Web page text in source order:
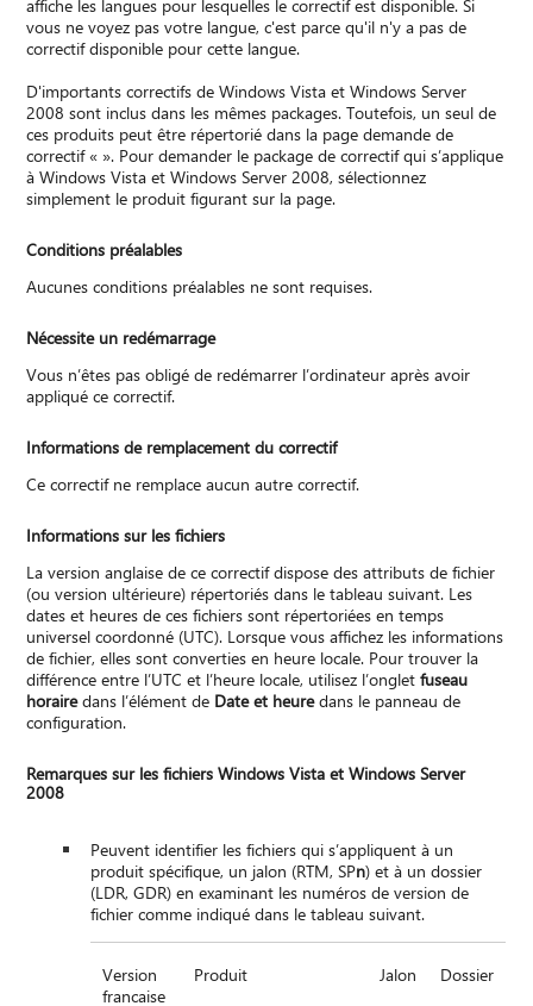
affiche les langues pour lesquelles le correctif est disponible. Si
vous ne voyez pas votre langue, c'est parce qu'il n'y a pas de
correctif disponible pour cette langue.
D'importants correctifs de Windows Vista et Windows Server
2008 sont inclus dans les mêmes packages. Toutefois, un seul de
ces produits peut être répertorié dans la page demande de
correctif « ». Pour demander le package de correctif qui s’applique
à Windows Vista et Windows Server 2008, sélectionnez
simplement le produit figurant sur la page.
Conditions préalables
Aucunes conditions préalables ne sont requises.
Nécessite un redémarrage
Vous n’êtes pas obligé de redémarrer l’ordinateur après avoir
appliqué ce correctif.
Informations de remplacement du correctif
Ce correctif ne remplace aucun autre correctif.
Informations sur les fichiers
La version anglaise de ce correctif dispose des attributs de fichier
(ou version ultérieure) répertoriés dans le tableau suivant. Les
dates et heures de ces fichiers sont répertoriées en temps
universel coordonné (UTC). Lorsque vous affichez les informations
de fichier, elles sont converties en heure locale. Pour trouver la
différence entre l’UTC et l’heure locale, utilisez l’ongletfuseau
horairedans l’élément de Date et heuredans le panneau de
configuration.
Remarques sur les fichiers Windows Vista et Windows Server
2008
Peuvent identifier les fichiers qui s’appliquent à un
produit spécifique, un jalon (RTM, SPn) et à un dossier
(LDR, GDR) en examinant les numéros de version de
fichier comme indiqué dans le tableau suivant.
Version
francaise
Produit Jalon Dossier